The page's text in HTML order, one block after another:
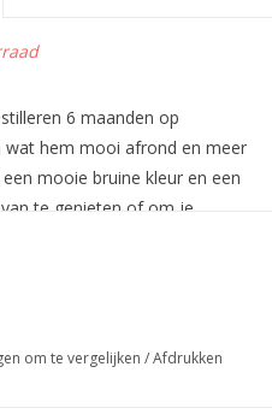
6 maanden op
wat hem mooi afrond en meer
mooie bruine kleur en een
te genieten of om je
om te vergelijken /Afdrukken